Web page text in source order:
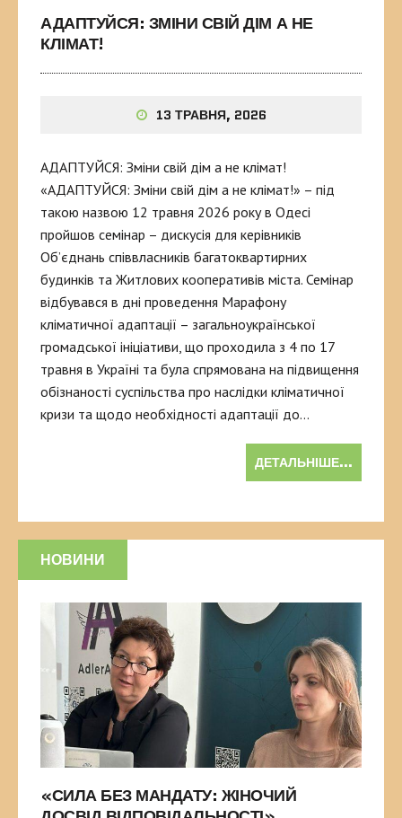
АДАПТУЙСЯ: ЗМІНИ СВІЙ ДІМ А НЕ
КЛІМАТ!
13 ТРАВНЯ, 2026
АДАПТУЙСЯ: Зміни свій дім а не клімат!
«АДАПТУЙСЯ: Зміни свій дім а не клімат!» – під
такою назвою 12 травня 2026 року в Одесі
пройшов семінар – дискусія для керівників
Об’єднань співвласників багатоквартирних
будинків та Житлових кооперативів міста. Семінар
відбувався в дні проведення Марафону
кліматичної адаптації – загальноукраїнської
громадської ініціативи, що проходила з 4 по 17
травня в Україні та була спрямована на підвищення
обізнаності суспільства про наслідки кліматичної
кризи та щодо необхідності адаптації до…
ДЕТАЛЬНІШЕ...
НОВИНИ
«СИЛА БЕЗ МАНДАТУ: ЖІНОЧИЙ